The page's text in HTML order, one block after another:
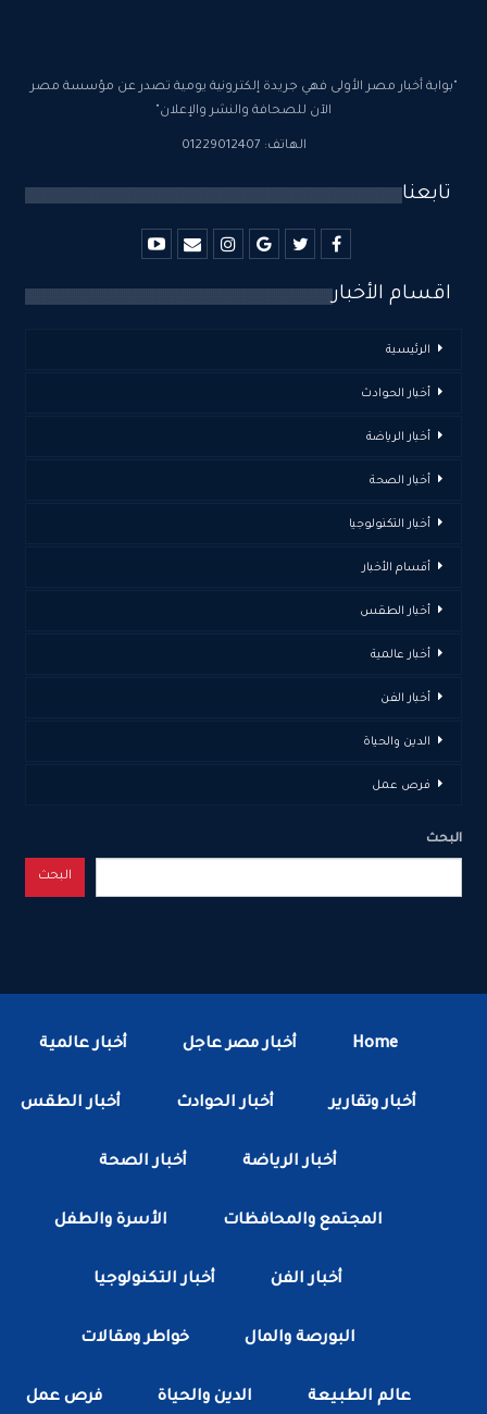
"بوابة أخبار مصر الأولى فهي جريدة إلكترونية يومية تصدر عن مؤسسة مصر
الآن للصحافة والنشر والإعلان"
الهاتف: 01229012407
تابعنا
اقسام الأخبار
الرئيسية
أخبار الحوادث
أخبار الرياضة
أخبار الصحة
أخبار التكنولوجيا
أقسام الأخبار
أخبار الطقس
أخبار عالمية
أخبار الفن
الدين والحياة
فرص عمل
البحث
البحث
Home أخبار مصر عاجل أخبار عالمية
أخبار وتقارير أخبار الحوادث أخبار الطقس
أخبار الرياضة أخبار الصحة
المجتمع والمحافظات الأسرة والطفل
أخبار الفن أخبار التكنولوجيا
البورصة والمال خواطر ومقالات
عالم الطبيعة الدين والحياة فرص عمل